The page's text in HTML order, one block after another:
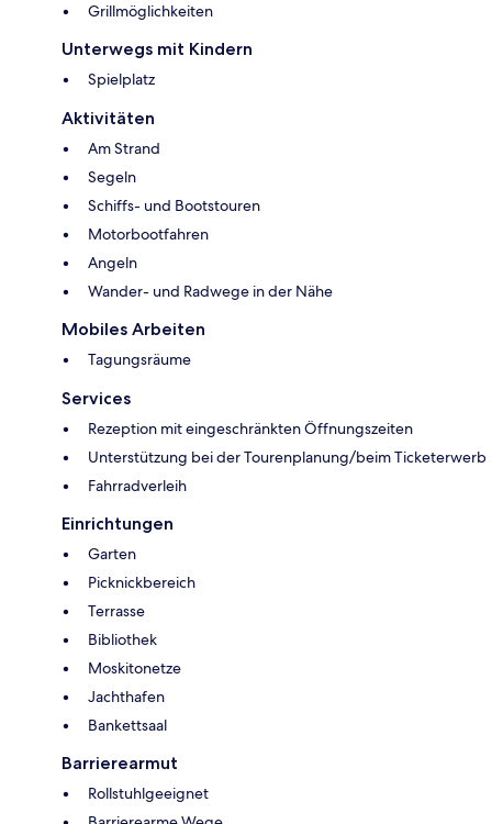
Grillmöglichkeiten
Unterwegs mit Kindern
Spielplatz
Aktivitäten
Am Strand
Segeln
Schiffs- und Bootstouren
Motorbootfahren
Angeln
Wander- und Radwege in der Nähe
Mobiles Arbeiten
Tagungsräume
Services
Rezeption mit eingeschränkten Öffnungszeiten
Unterstützung bei der Tourenplanung/beim Ticketerwerb
Fahrradverleih
Einrichtungen
Garten
Picknickbereich
Terrasse
Bibliothek
Moskitonetze
Jachthafen
Bankettsaal
Barrierearmut
Rollstuhlgeeignet